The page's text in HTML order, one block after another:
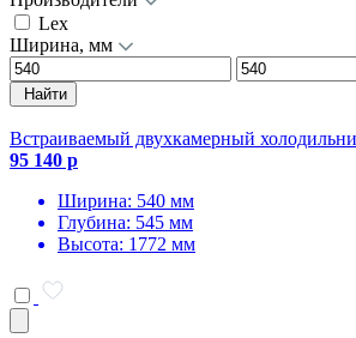
Lex
Ширина, мм
Найти
Встраиваемый двухкамерный
95 140 р
Ширина: 540 мм
Глубина: 545 мм
Высота: 1772 мм